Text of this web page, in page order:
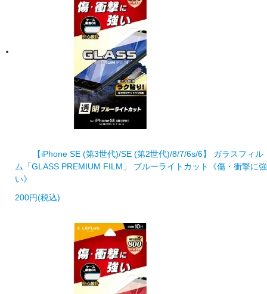
【iPhone SE (第3世代)/SE (第2世代)/8/7/6s/6】 ガラスフィル
ム「GLASS PREMIUM FILM」 ブルーライトカット《傷・衝撃に強
い》
200円(税込)